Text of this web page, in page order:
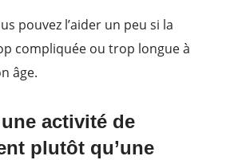
pouvez l’aider un peu si la
compliquée ou trop longue à
âge.
activité de
plutôt qu’une